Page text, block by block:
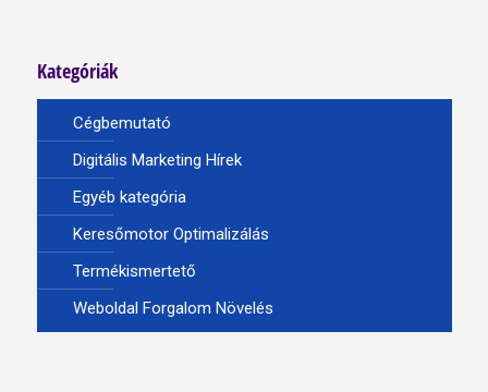
Kategóriák
Cégbemutató
Digitális Marketing Hírek
Egyéb kategória
Keresőmotor Optimalizálás
Termékismertető
Weboldal Forgalom Növelés